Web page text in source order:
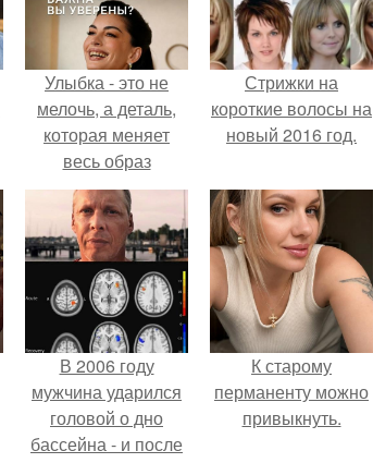
Улыбка - это не
мелочь, а деталь,
которая меняет
весь образ
человека.
Стрижки на
короткие волосы на
новый 2016 год.
В 2006 году
мужчина ударился
головой о дно
бассейна - и после
К старому
перманенту можно
привыкнуть.